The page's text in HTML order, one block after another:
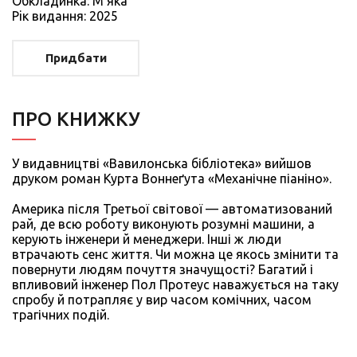
Рiк видання: 2025
Придбати
ПРО КНИЖКУ
У видавництві «Вавилонська бібліотека» вийшов
друком роман Курта Воннеґута «Механічне піаніно».
Америка після Третьої світової — автоматизований
рай, де всю роботу виконують розумні машини, а
керують інженери й менеджери. Інші ж люди
втрачають сенс життя. Чи можна це якось змінити та
повернути людям почуття значущості? Багатий і
впливовий інженер Пол Протеус наважується на таку
спробу й потрапляє у вир часом комічних, часом
трагічних подій.